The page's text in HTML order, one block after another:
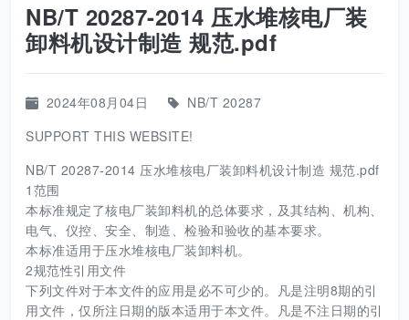
NB/T 20287-2014 压水堆核电厂装
卸料机设计制造 规范.pdf
2024年08月04日
NB/T 20287
SUPPORT THIS WEBSITE!
NB/T 20287-2014 压水堆核电厂装卸料机设计制造 规范.pdf
1范围
本标准规定了核电厂装卸料机的总体要求，及其结构、机构、
电气、仪控、安全、制造、检验和验收的基本要求。
本标准适用于压水堆核电厂装卸料机。
2规范性引用文件
下列文件对于本文件的应用是必不可少的。凡是注明8期的引
用文件，仅所注日期的版本适用于本文件。凡是不注日期的引